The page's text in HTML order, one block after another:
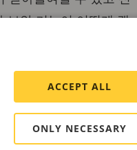
보안 기능이 어떻게 캡
복에 기본으로 착용하
사 및 법정 사건에서
ACCEPT ALL
ONLY NECESSARY